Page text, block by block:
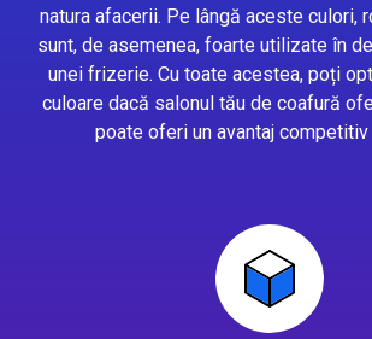
natura afacerii. Pe lângă aceste culori,
sunt, de asemenea, foarte utilizate în
unei frizerie. Cu toate acestea, poți
culoare dacă salonul tău de coafură
poate oferi un avantaj competitiv